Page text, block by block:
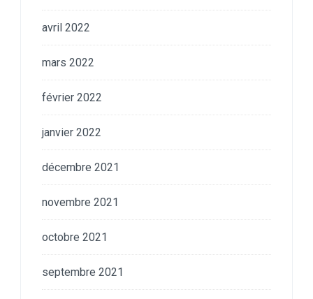
avril 2022
mars 2022
février 2022
janvier 2022
décembre 2021
novembre 2021
octobre 2021
septembre 2021